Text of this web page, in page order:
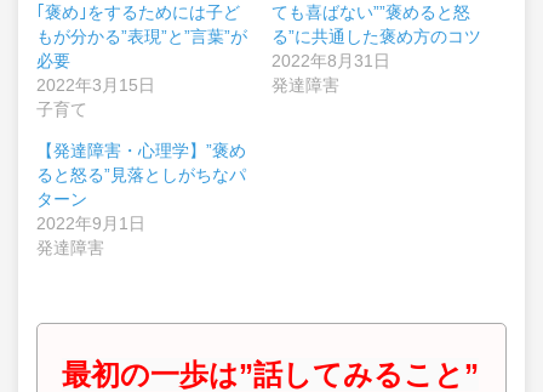
｢褒め｣をするためには子ど
もが分かる”表現”と”言葉”が
必要
2022年3月15日
子育て
ても喜ばない””褒めると怒
る”に共通した褒め方のコツ
2022年8月31日
発達障害
【発達障害・心理学】”褒め
ると怒る”見落としがちなパ
ターン
2022年9月1日
発達障害
最初の一歩は”話してみること”